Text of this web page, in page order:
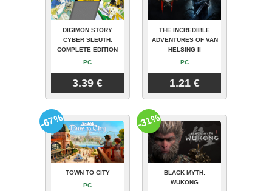
DIGIMON STORY
CYBER SLEUTH:
COMPLETE EDITION
PC
3.39 €
THE INCREDIBLE
ADVENTURES OF VAN
HELSING II
PC
1.21 €
TOWN TO CITY
PC
-67%
BLACK MYTH:
WUKONG
-31%